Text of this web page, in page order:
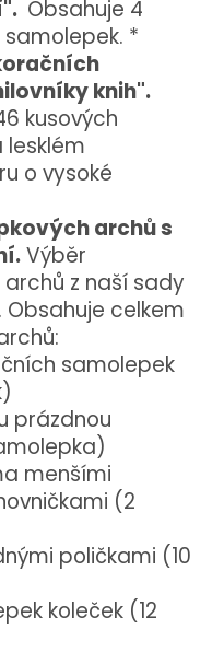
Obsahuje 4
*
knih".
kusových
lesklém
o vysoké
archů s
Výběr
z naší sady
Obsahuje celkem
samolepek
prázdnou
menšími
(2
poličkami (10
koleček (12